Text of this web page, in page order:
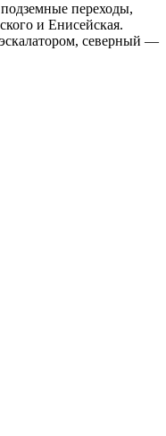
переходы,
и Енисейская.
северный —